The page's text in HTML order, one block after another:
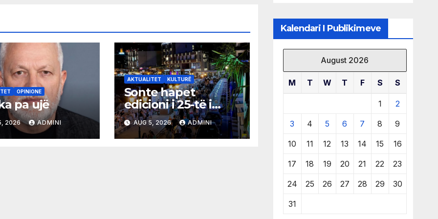
OPINIONE
pa ujë
2026 ADMINI
AKTUALITET KULTURË
Sonte hapet
edicioni i 25-të i
Panairit të Librit në
Ulqin
AUG 5, 2026 ADMINI
Kalendari I Publikimeve
August 2026
M T W T F S S
1 2
3 4 5 6 7 8 9
10 11 12 13 14 15 16
17 18 19 20 21 22 23
24 25 26 27 28 29 30
31